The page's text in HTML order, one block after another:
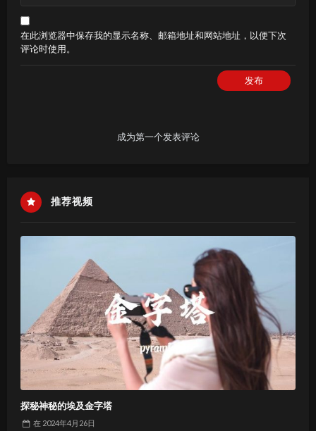
在此浏览器中保存我的显示名称、邮箱地址和网站地址，以便下次
评论时使用。
发布
成为第一个发表评论
推荐视频
探秘神秘的埃及金字塔
在 2024年4月26日